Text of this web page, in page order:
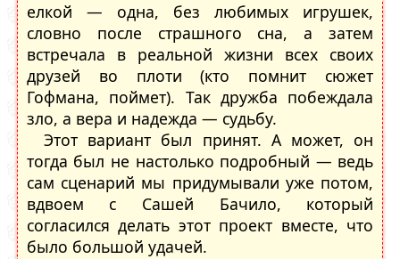
елкой — одна, без любимых игрушек,
словно после страшного сна, а затем
встречала в реальной жизни всех своих
друзей во плоти (кто помнит сюжет
Гофмана, поймет). Так дружба побеждала
зло, а вера и надежда — судьбу.
Этот вариант был принят. А может, он
тогда был не настолько подробный — ведь
сам сценарий мы придумывали уже потом,
вдвоем с Сашей Бачило, который
согласился делать этот проект вместе, что
было большой удачей.